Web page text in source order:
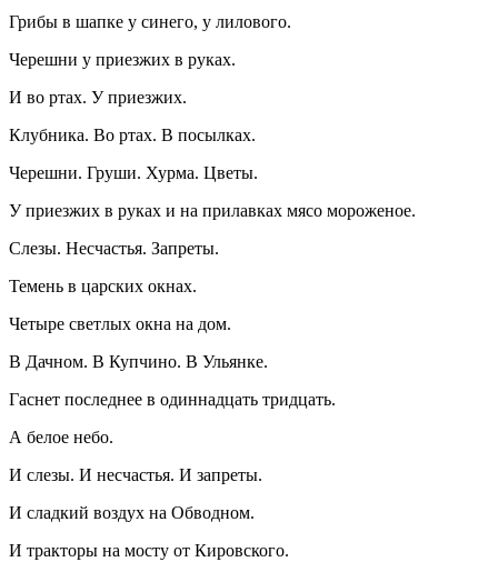
Грибы в шапке у синего, у лилового.
Черешни у приезжих в руках.
И во ртах. У приезжих.
Клубника. Во ртах. В посылках.
Черешни. Груши. Хурма. Цветы.
У приезжих в руках и на прилавках мясо мороженое.
Слезы. Несчастья. Запреты.
Темень в царских окнах.
Четыре светлых окна на дом.
В Дачном. В Купчино. В Ульянке.
Гаснет последнее в одиннадцать тридцать.
А белое небо.
И слезы. И несчастья. И запреты.
И сладкий воздух на Обводном.
И тракторы на мосту от Кировского.